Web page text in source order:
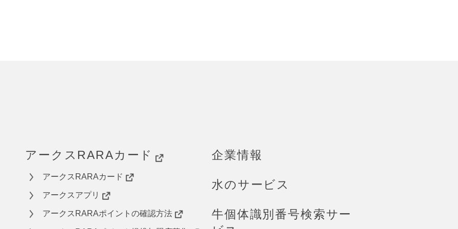
アークスRARAカード
アークスRARAカード
アークスアプリ
アークスRARAポイントの確認方法
企業情報
水のサービス
牛個体識別番号検索サー